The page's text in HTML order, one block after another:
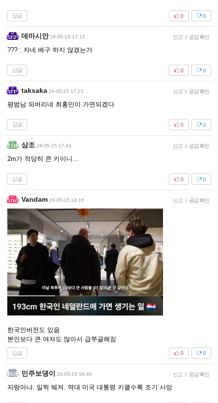
답글 0
0
데마시안 26-05-15 17:15 신고 | 공감 확인
??? : 자네 배구 하지 않겠는가
답글 0
0
taksaka 26-05-15 17:21 신고 | 공감 확인
평범남 되버리네 최홍만이 가면되겠다
답글 0
0
삼조 26-05-15 17:41 신고 | 공감 확인
2m가 적당히 큰 키이니...
답글 0
0
Vandam 26-05-15 18:16 신고 | 공감 확인
한국인버전도 있음
본인보다 큰 여자도 많아서 급쭈글해짐
답글 0
0
민주보댕이 26-05-15 18:48 신고 | 공감 확인
자랑아냐. 일찍 뒈져. 역대 미국 대통령 키클수록 조기 사망